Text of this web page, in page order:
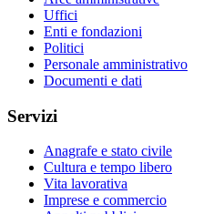
Uffici
Enti e fondazioni
Politici
Personale amministrativo
Documenti e dati
Servizi
Anagrafe e stato civile
Cultura e tempo libero
Vita lavorativa
Imprese e commercio